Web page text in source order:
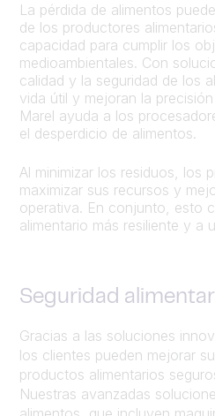
La pérdida de alimentos
de los productores
capacidad para cumplir los
medioambientales. Con
calidad y la seguridad de los
vida útil y mejoran la
Marel ayuda a los
el desperdicio de alimentos.
Al minimizar los residuos, los
maximizar sus recursos y
operativa. En conjunto, esto
alimentario más resiliente y a
Seguridad
Gracias a las soluciones
los clientes pueden mejorar
productos alimentarios
Nuestras avanzadas